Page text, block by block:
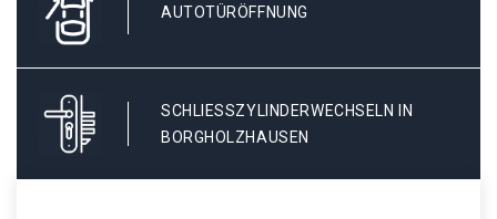
AUTOTÜRÖFFNUNG
SCHLIESSZYLINDERWECHSELN IN B
ORGHOLZHAUSEN